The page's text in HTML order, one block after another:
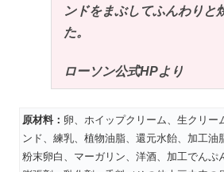
ンドをまぶしてふんわりと
た。
ローソン公式HPより
原材料： 卵、ホイップクリーム、生クリー
ンド、練乳、植物油脂、還元水飴、加工油
粉末卵白、マーガリン、洋酒、加工でんぷ